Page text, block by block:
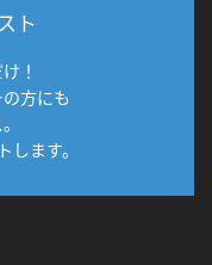
ト
！
方にも
ます。